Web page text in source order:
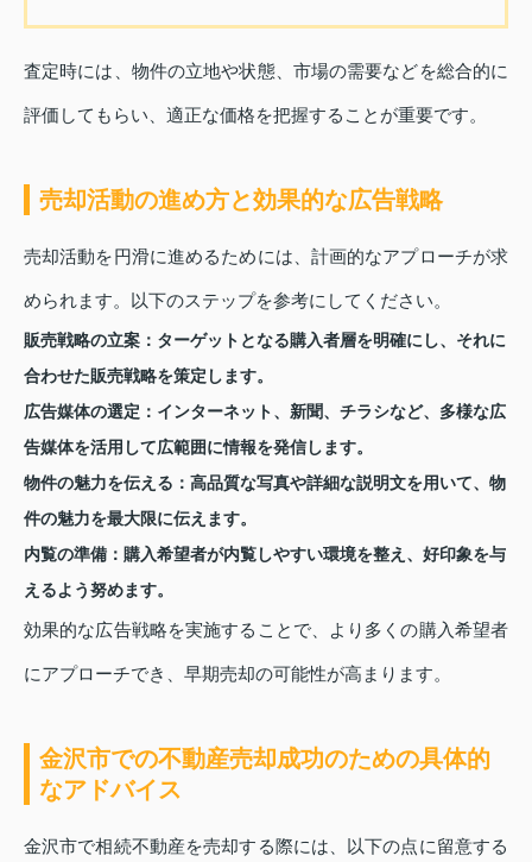
査定時には、物件の立地や状態、市場の需要などを総合的に
評価してもらい、適正な価格を把握することが重要です。
売却活動の進め方と効果的な広告戦略
売却活動を円滑に進めるためには、計画的なアプローチが求
められます。以下のステップを参考にしてください。
販売戦略の立案 ：ターゲットとなる購入者層を明確にし、それに
合わせた販売戦略を策定します。
広告媒体の選定 ：インターネット、新聞、チラシなど、多様な広
告媒体を活用して広範囲に情報を発信します。
物件の魅力を伝える ：高品質な写真や詳細な説明文を用いて、物
件の魅力を最大限に伝えます。
内覧の準備 ：購入希望者が内覧しやすい環境を整え、好印象を与
えるよう努めます。
効果的な広告戦略を実施することで、より多くの購入希望者
にアプローチでき、早期売却の可能性が高まります。
金沢市での不動産売却成功のための具体的
なアドバイス
金沢市で相続不動産を売却する際には、以下の点に留意する